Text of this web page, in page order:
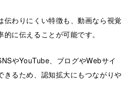
伝わりにくい特徴も、動画なら視覚
に伝えることが可能です。
やYouTube、ブログやWebサイ
きるため、認知拡大にもつながりや